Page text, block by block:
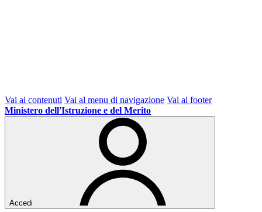
Vai ai contenuti Vai al menu di navigazione Vai al footer
Ministero dell'Istruzione e del Merito
Accedi